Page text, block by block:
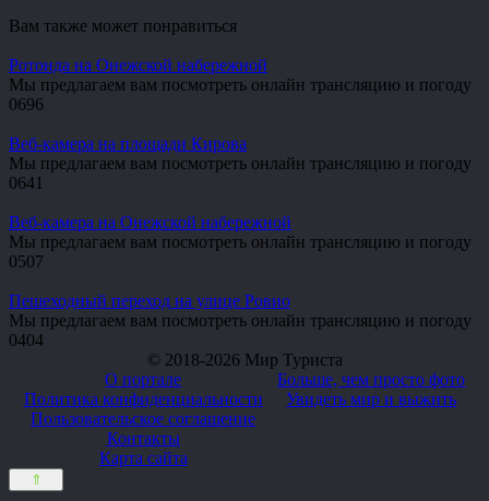
Вам также может понравиться
Ротонда на Онежской набережной
Мы предлагаем вам посмотреть онлайн трансляцию и погоду
0696
Веб-камера на площади Кирова
Мы предлагаем вам посмотреть онлайн трансляцию и погоду
0641
Веб-камера на Онежской набережной
Мы предлагаем вам посмотреть онлайн трансляцию и погоду
0507
Пешеходный переход на улице Ровио
Мы предлагаем вам посмотреть онлайн трансляцию и погоду
0404
© 2018-2026 Мир Туриста
О портале
Политика конфиденциальности
Пользовательское соглашение
Контакты
Карта сайта
Больше, чем просто фото
Увидеть мир и выжить